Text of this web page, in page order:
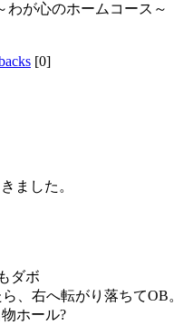
が心のホームコース～
[0]
ました。
ダボ
、右へ転がり落ちてOB。
ホール?